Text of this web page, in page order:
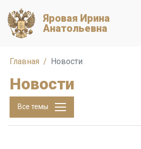
Яровая Ирина
Анатольевна
Главная Новости
Новости
Все темы